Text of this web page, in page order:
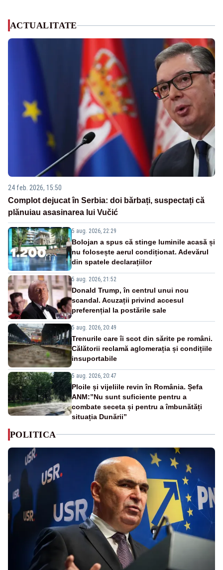
ACTUALITATE
24 feb. 2026, 15:50
Complot dejucat în Serbia: doi bărbați, suspectați că
plănuiau asasinarea lui Vučić
5 aug. 2026, 22:29
Bolojan a spus că stinge luminile acasă și
nu folosește aerul condiționat. Adevărul
din spatele declarațiilor
5 aug. 2026, 21:52
Donald Trump, în centrul unui nou
scandal. Acuzații privind accesul
preferențial la postările sale
5 aug. 2026, 20:49
Trenurile care îi scot din sărite pe români.
Călătorii reclamă aglomerația și condițiile
insuportabile
5 aug. 2026, 20:47
Ploile și vijeliile revin în România. Șefa
ANM:”Nu sunt suficiente pentru a
combate seceta și pentru a îmbunătăți
situația Dunării”
POLITICA